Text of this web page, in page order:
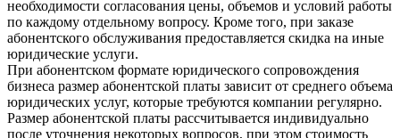
необходимости согласования цены, объемов и условий работы
по каждому отдельному вопросу. Кроме того, при заказе
абонентского обслуживания предоставляется скидка на иные
юридические услуги.
При абонентском формате юридического сопровождения
бизнеса размер абонентской платы зависит от среднего объема
юридических услуг, которые требуются компании регулярно.
Размер абонентской платы рассчитывается индивидуально
после уточнения некоторых вопросов, при этом стоимость